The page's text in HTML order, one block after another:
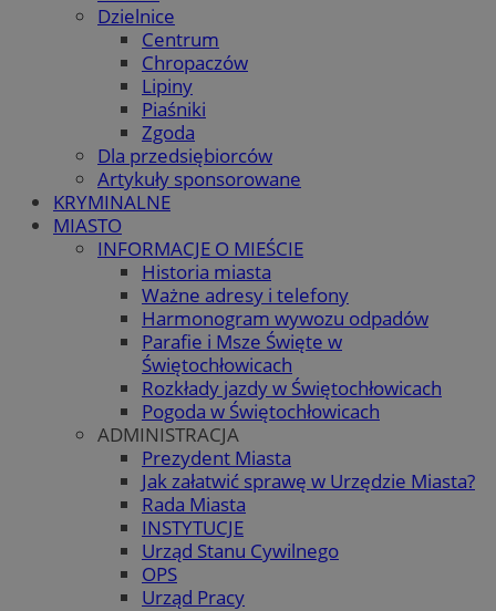
Dzielnice
Centrum
Chropaczów
Lipiny
Piaśniki
Zgoda
Dla przedsiębiorców
Artykuły sponsorowane
KRYMINALNE
MIASTO
INFORMACJE O MIEŚCIE
Historia miasta
Ważne adresy i telefony
Harmonogram wywozu odpadów
Parafie i Msze Święte w
Świętochłowicach
Rozkłady jazdy w Świętochłowicach
Pogoda w Świętochłowicach
ADMINISTRACJA
Prezydent Miasta
Jak załatwić sprawę w Urzędzie Miasta?
Rada Miasta
INSTYTUCJE
Urząd Stanu Cywilnego
OPS
Urząd Pracy